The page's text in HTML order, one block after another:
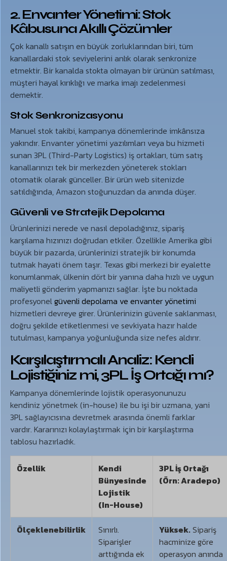
2. Envanter Yönetimi: Stok
Kâbusuna Akıllı Çözümler
Çok kanallı satışın en büyük zorluklarından biri, tüm
kanallardaki stok seviyelerini anlık olarak senkronize
etmektir. Bir kanalda stokta olmayan bir ürünün satılması,
müşteri hayal kırıklığı ve marka imajı zedelenmesi
demektir.
Stok Senkronizasyonu
Manuel stok takibi, kampanya dönemlerinde imkânsıza
yakındır. Envanter yönetimi yazılımları veya bu hizmeti
sunan 3PL (Third-Party Logistics) iş ortakları, tüm satış
kanallarınızı tek bir merkezden yöneterek stokları
otomatik olarak günceller. Bir ürün web sitenizde
satıldığında, Amazon stoğunuzdan da anında düşer.
Güvenli ve Stratejik Depolama
Ürünlerinizi nerede ve nasıl depoladığınız, sipariş
karşılama hızınızı doğrudan etkiler. Özellikle Amerika gibi
büyük bir pazarda, ürünlerinizi stratejik bir konumda
tutmak hayati önem taşır. Texas gibi merkezi bir eyalette
konumlanmak, ülkenin dört bir yanına daha hızlı ve uygun
maliyetli gönderim yapmanızı sağlar. İşte bu noktada
profesyonelgüvenli depolama ve envanter yönetimi
hizmetleri devreye girer. Ürünlerinizin güvenle saklanması,
doğru şekilde etiketlenmesi ve sevkiyata hazır halde
tutulması, kampanya yoğunluğunda size nefes aldırır.
Karşılaştırmalı Analiz: Kendi
Lojistiğiniz mi, 3PL İş Ortağı mı?
Kampanya dönemlerinde lojistik operasyonunuzu
kendiniz yönetmek (in-house) ile bu işi bir uzmana, yani
3PL sağlayıcısına devretmek arasında önemli farklar
vardır. Kararınızı kolaylaştırmak için bir karşılaştırma
tablosu hazırladık.
Özellik
Kendi
Bünyesinde
Lojistik
(In-House)
3PL İş Ortağı
(Örn: Aradepo)
Ölçeklenebilirlik
Sınırlı.
Siparişler
arttığında ek
Yüksek.Sipariş
hacminize göre
operasyon anında